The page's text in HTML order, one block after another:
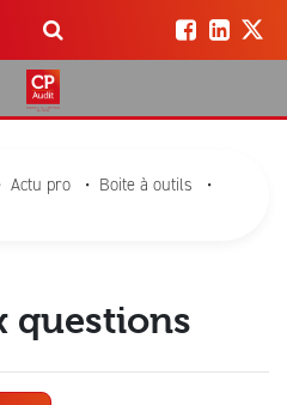
Actu pro • Boite à outils
•
questions